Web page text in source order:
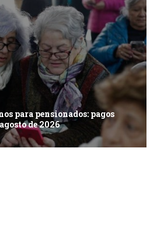
para pensionados: pagos
de 2026